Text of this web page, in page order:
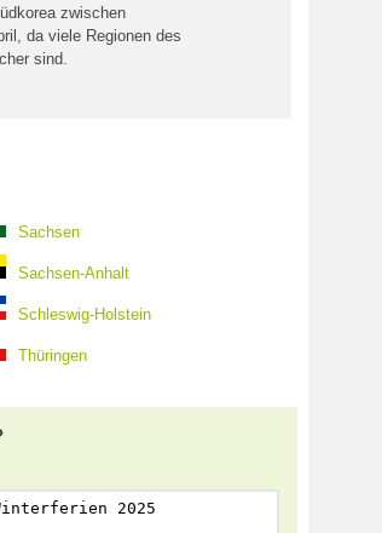
zwischen
da viele Regionen des
sind.
Sachsen
Sachsen-Anhalt
Schleswig-Holstein
Thüringen